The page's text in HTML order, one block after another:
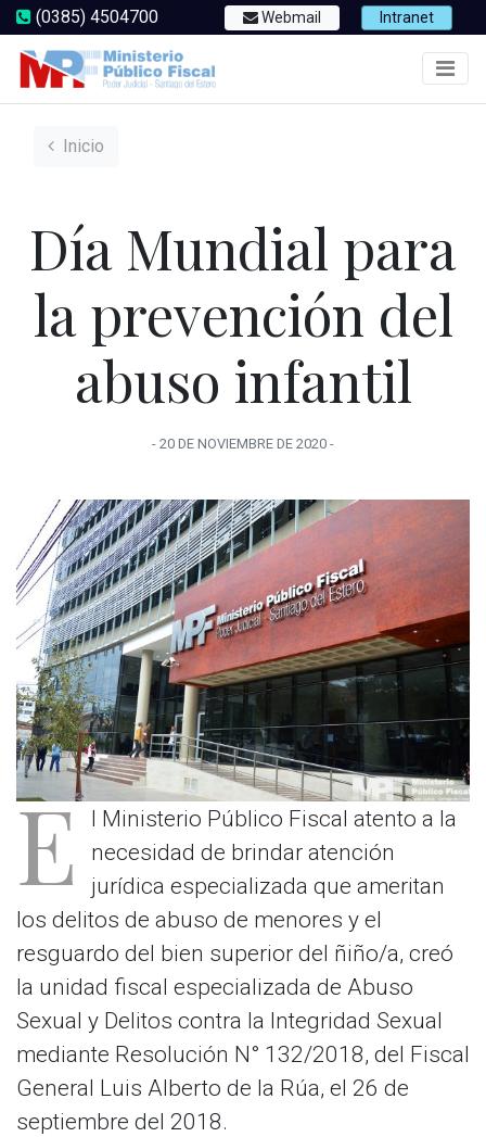
(0385) 4504700 Webmail Intranet
Inicio
Día Mundial para
la prevención del
abuso infantil
- 20 DE NOVIEMBRE DE 2020 -
E l Ministerio Público Fiscal atento a la
necesidad de brindar atención
jurídica especializada que ameritan
los delitos de abuso de menores y el
resguardo del bien superior del ñiño/a, creó
la unidad fiscal especializada de Abuso
Sexual y Delitos contra la Integridad Sexual
mediante Resolución N° 132/2018, del Fiscal
General Luis Alberto de la Rúa, el 26 de
septiembre del 2018.